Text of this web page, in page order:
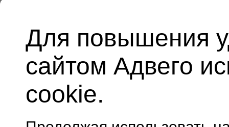
Для повышения
сайтом Адвего
cookie.